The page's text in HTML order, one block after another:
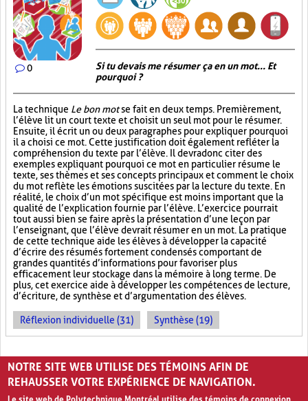
0
Si tu devais me résumer ça en un mot... Et
pourquoi ?
La technique Le bon motse fait en deux temps. Premièrement,
l’élève lit un court texte et choisit un seul mot pour le résumer.
Ensuite, il écrit un ou deux paragraphes pour expliquer pourquoi
il a choisi ce mot. Cette justification doit également refléter la
compréhension du texte par l’élève. Il devra donc citer des
exemples expliquant pourquoi ce mot en particulier résume le
texte, ses thèmes et ses concepts principaux et comment le choix
du mot reflète les émotions suscitées par la lecture du texte. En
réalité, le choix d’un mot spécifique est moins important que la
qualité de l’explication fournie par l’élève. L’exercice pourrait
tout aussi bien se faire après la présentation d’une leçon par
l’enseignant, que l’élève devrait résumer en un mot. La pratique
de cette technique aide les élèves à développer la capacité
d’écrire des résumés fortement condensés comportant de
grandes quantités d’informations pour favoriser plus
efficacement leur stockage dans la mémoire à long terme. De
plus, cet exercice aide à développer les compétences de lecture,
d’écriture, de synthèse et d’argumentation des élèves.
Réflexion individuelle (31) Synthèse (19)
PAGES
1 2 3 4 › »
NOTRE SITE WEB UTILISE DES TÉMOINS AFIN DE
REHAUSSER VOTRE EXPÉRIENCE DE NAVIGATION.